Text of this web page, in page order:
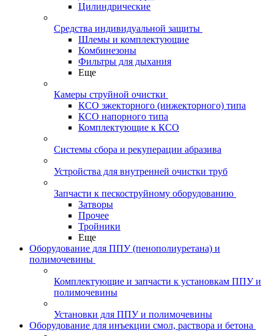
Цилиндрические
Средства индивидуальной защиты
Шлемы и комплектующие
Комбинезоны
Фильтры для дыхания
Еще
Камеры струйной очистки
КСО эжекторного (инжекторного) типа
КСО напорного типа
Комплектующие к КСО
Системы сбора и рекуперации абразива
Устройства для внутренней очистки труб
Запчасти к пескоструйному оборудованию
Затворы
Прочее
Тройники
Еще
Оборудование для ППУ (пенополиуретана) и
полимочевины
Комплектующие и запчасти к установкам ППУ и
полимочевины
Установки для ППУ и полимочевины
Оборудование для инъекции смол, раствора и бетона